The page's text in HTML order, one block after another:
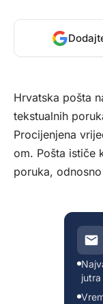
Hrvatska pošta
tekstualnih
Procijenjena
om. Pošta ističe
poruka,
jutra